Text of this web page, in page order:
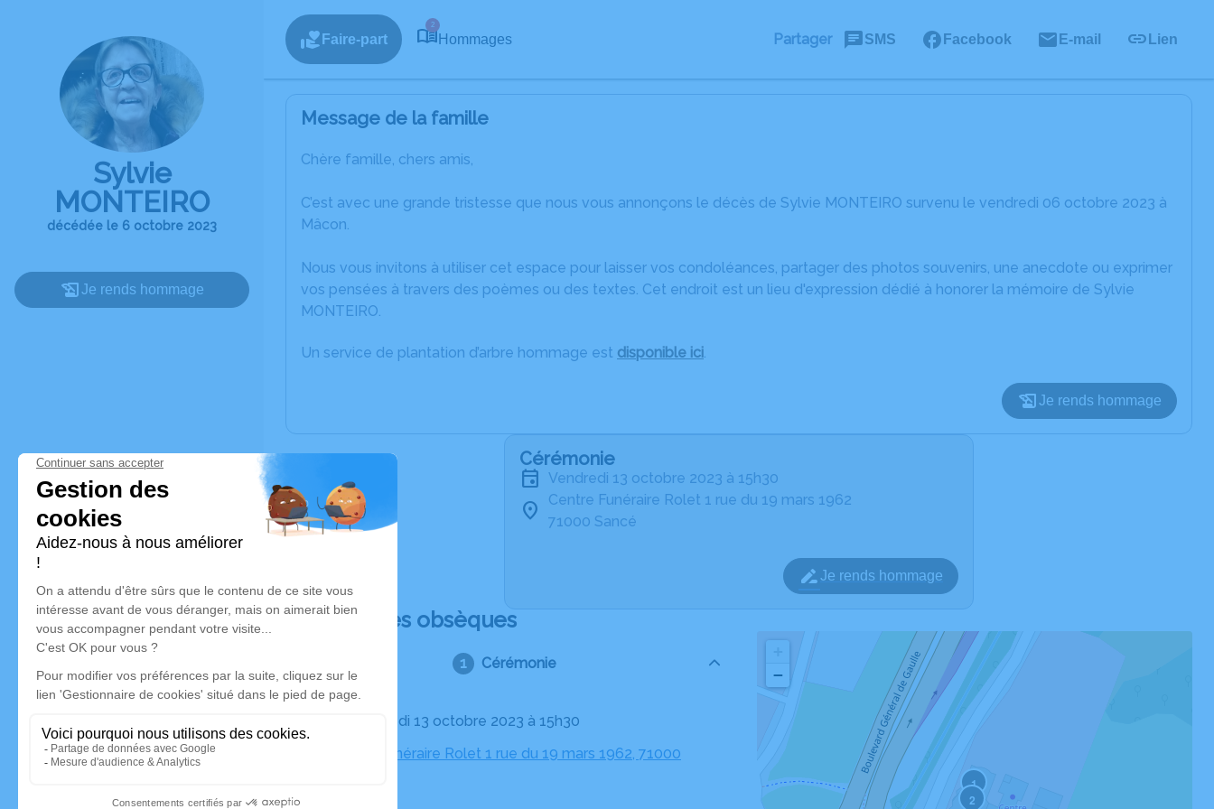
Sylvie
MONTEIRO
décédée le 6 octobre 2023
Je rends hommage
Faire-part
2
Hommages Partager SMS Facebook E-mail Lien
Message de la famille
Chère famille, chers amis,
C’est avec une grande tristesse que nous vous annonçons le décès de Sylvie MONTEIRO survenu le vendredi 06 octobre 2023 à
Mâcon.
Nous vous invitons à utiliser cet espace pour laisser vos condoléances, partager des photos souvenirs, une anecdote ou exprimer
vos pensées à travers des poèmes ou des textes. Cet endroit est un lieu d'expression dédié à honorer la mémoire de Sylvie
MONTEIRO.
Un service de plantation d’arbre hommage est disponible ici.
Je rends hommage
Cérémonie
vendredi 13 octobre 2023 à 15h30
Centre Funéraire Rolet 1 rue du 19 mars 1962
71000 Sancé
Je rends hommage
Déroulé des obsèques
Cérémonie
Le vendredi 13 octobre 2023 à 15h30
Centre Funéraire Rolet 1 rue du 19 mars 1962, 71000
1
2
−